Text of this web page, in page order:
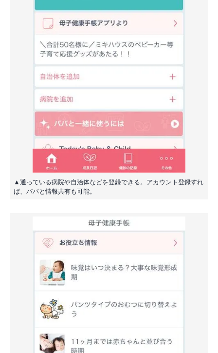
▲通っている病院や自治体などを登録できる。アカウント登録すれ
ば、パパと情報共有も可能。